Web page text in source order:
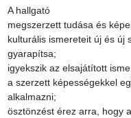
A hallgató
megszerzett tudása és
kulturális ismereteit új és új
gyarapítsa;
igyekszik az elsajátított
a szerzett képességekkel
alkalmazni;
ösztönzést érez arra, hogy